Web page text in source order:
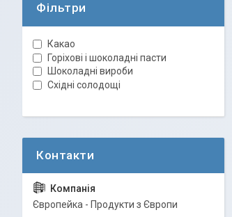
Фільтри
Какао
Горіхові і шоколадні пасти
Шоколадні вироби
Східні солодощі
Європейка - Продукти з Європи